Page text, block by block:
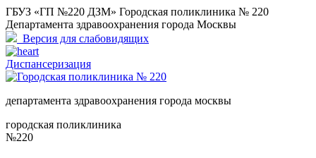
ГБУЗ «ГП №220 ДЗМ» Городская поликлиника № 220
Департамента здравоохранения города Москвы
Версия для слабовидящих
Диспансеризация
департамента здравоохранения города москвы
городская поликлиника
№220